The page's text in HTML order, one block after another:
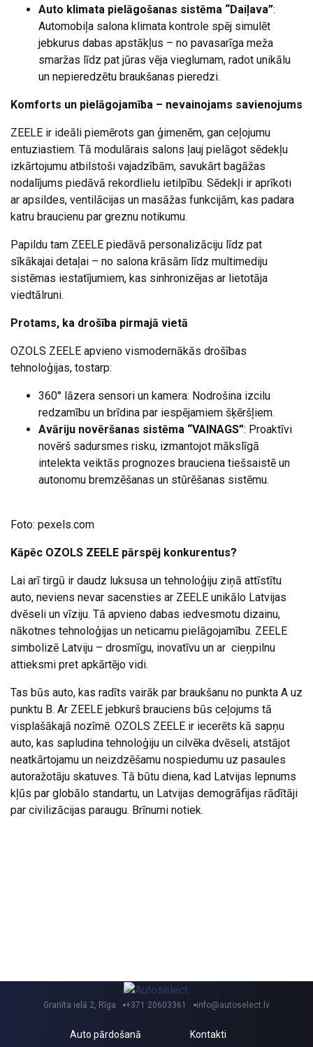
Auto klimata pielāgošanas sistēma “Daiļava”:
Automobiļa salona klimata kontrole spēj simulēt
jebkurus dabas apstākļus – no pavasarīga meža
smaržas līdz pat jūras vēja vieglumam, radot unikālu
un nepieredzētu braukšanas pieredzi.
Komforts un pielāgojamība – nevainojams savienojums
ZEELE ir ideāli piemērots gan ģimenēm, gan ceļojumu
entuziastiem. Tā modulārais salons ļauj pielāgot sēdekļu
izkārtojumu atbilstoši vajadzībām, savukārt bagāžas
nodalījums piedāvā rekordlielu ietilpību. Sēdekļi ir aprīkoti
ar apsildes, ventilācijas un masāžas funkcijām, kas padara
katru braucienu par greznu notikumu.
Papildu tam ZEELE piedāvā personalizāciju līdz pat
sīkākajai detaļai – no salona krāsām līdz multimediju
sistēmas iestatījumiem, kas sinhronizējas ar lietotāja
viedtālruni.
Protams, ka drošība pirmajā vietā
OZOLS ZEELE apvieno vismodernākās drošības
tehnoloģijas, tostarp:
360° lāzera sensori un kamera: Nodrošina izcilu
redzamību un brīdina par iespējamiem šķēršļiem.
Avāriju novēršanas sistēma “VAINAGS”: Proaktīvi
novērš sadursmes risku, izmantojot mākslīgā
intelekta veiktās prognozes brauciena tiešsaistē un
autonomu bremzēšanas un stūrēšanas sistēmu.
Foto: pexels.com
Kāpēc OZOLS ZEELE pārspēj konkurentus?
Lai arī tirgū ir daudz luksusa un tehnoloģiju ziņā attīstītu
auto, neviens nevar sacensties ar ZEELE unikālo Latvijas
dvēseli un vīziju. Tā apvieno dabas iedvesmotu dizainu,
nākotnes tehnoloģijas un neticamu pielāgojamību. ZEELE
simbolizē Latviju – drosmīgu, inovatīvu un ar cieņpilnu
attieksmi pret apkārtējo vidi.
Tas būs auto, kas radīts vairāk par braukšanu no punkta A uz
punktu B. Ar ZEELE jebkurš brauciens būs ceļojums tā
visplašākajā nozīmē. OZOLS ZEELE ir iecerēts kā sapņu
auto, kas sapludina tehnoloģiju un cilvēka dvēseli, atstājot
neatkārtojamu un neizdzēšamu nospiedumu uz pasaules
autoražotāju skatuves. Tā būtu diena, kad Latvijas lepnums
kļūs par globālo standartu, un Latvijas demogrāfijas rādītāji
par civilizācijas paraugu. Brīnumi notiek.
Granīta ielā 2, Rīga +371 20603361 info@autoselect.lv
Auto pārdošanā
Kontakti